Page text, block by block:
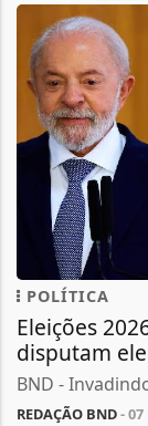
POLÍTICA
Eleições
disputam
BND -
REDAÇÃO BND- 07